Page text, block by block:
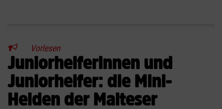
Vorlesen
Juniorhelferinnen und
Juniorhelfer: die Mini-
Helden der Malteser